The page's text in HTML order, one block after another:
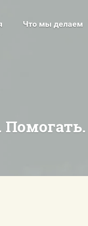
поддержки
Что мы
Что мы делаем